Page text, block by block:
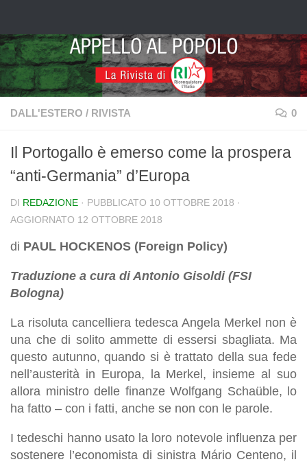
DALL'ESTERO / RIVISTA 0
Il Portogallo è emerso come la prospera
“anti-Germania” d’Europa
DI REDAZIONE · PUBBLICATO 10 OTTOBRE 2018 ·
AGGIORNATO 12 OTTOBRE 2018
di PAUL HOCKENOS (Foreign Policy)
Traduzione a cura di Antonio Gisoldi (FSI
Bologna)
La risoluta cancelliera tedesca Angela Merkel non è
una che di solito ammette di essersi sbagliata. Ma
questo autunno, quando si è trattato della sua fede
nell’austerità in Europa, la Merkel, insieme al suo
allora ministro delle finanze Wolfgang Schaüble, lo
ha fatto – con i fatti, anche se non con le parole.
I tedeschi hanno usato la loro notevole influenza per
sostenere l’economista di sinistra Mário Centeno, il